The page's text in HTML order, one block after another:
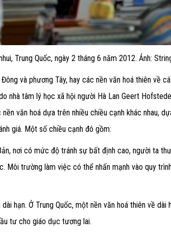
Trung Quốc, ngày 2 tháng 6 năm 2012. Ảnh:
và phương Tây, hay các nền văn hoá thiên về
nhà tâm lý học xã hội người Hà Lan Geert
văn hoá dựa trên nhiều chiều cạnh khác nhau,
giá. Một số chiều cạnh đó gồm:
nơi có mức độ tránh sự bất định cao, người ta
Môi trường làm việc có thể nhấn mạnh vào quy
hạn. Ở Trung Quốc, một nền văn hoá thiên về
tư cho giáo dục tương lai.